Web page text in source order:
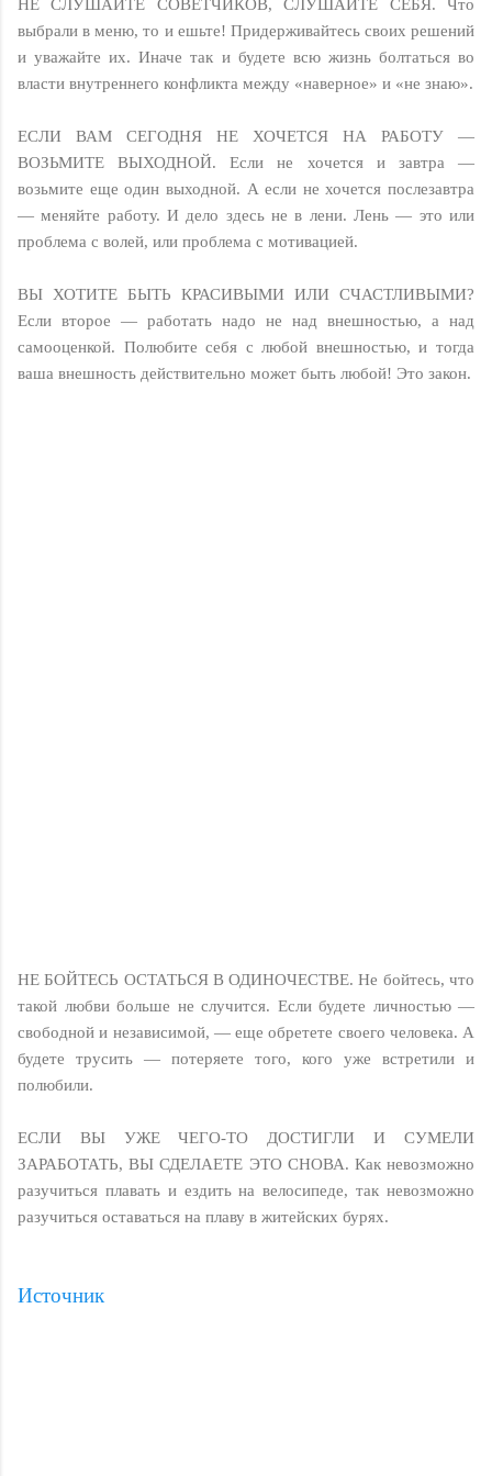
НЕ СЛУШАЙТЕ СОВЕТЧИКОВ, СЛУШАЙТЕ СЕБЯ. Что
выбрали в меню, то и ешьте! Придерживайтесь своих решений
и уважайте их. Иначе так и будете всю жизнь болтаться во
власти внутреннего конфликта между «наверное» и «не знаю».
ЕСЛИ ВАМ СЕГОДНЯ НЕ ХОЧЕТСЯ НА РАБОТУ —
ВОЗЬМИТЕ ВЫХОДНОЙ. Если не хочется и завтра —
возьмите еще один выходной. А если не хочется послезавтра
— меняйте работу. И дело здесь не в лени. Лень — это или
проблема с волей, или проблема с мотивацией.
ВЫ ХОТИТЕ БЫТЬ КРАСИВЫМИ ИЛИ СЧАСТЛИВЫМИ?
Если второе — работать надо не над внешностью, а над
самооценкой. Полюбите себя с любой внешностью, и тогда
ваша внешность действительно может быть любой! Это закон.
НЕ БОЙТЕСЬ ОСТАТЬСЯ В ОДИНОЧЕСТВЕ. Не бойтесь, что
такой любви больше не случится. Если будете личностью —
свободной и независимой, — еще обретете своего человека. А
будете трусить — потеряете того, кого уже встретили и
полюбили.
ЕСЛИ ВЫ УЖЕ ЧЕГО-ТО ДОСТИГЛИ И СУМЕЛИ
ЗАРАБОТАТЬ, ВЫ СДЕЛАЕТЕ ЭТО СНОВА. Как невозможно
разучиться плавать и ездить на велосипеде, так невозможно
разучиться оставаться на плаву в житейских бурях.
Источник